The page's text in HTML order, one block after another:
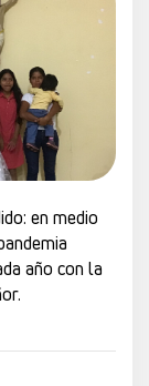
en medio
año con la